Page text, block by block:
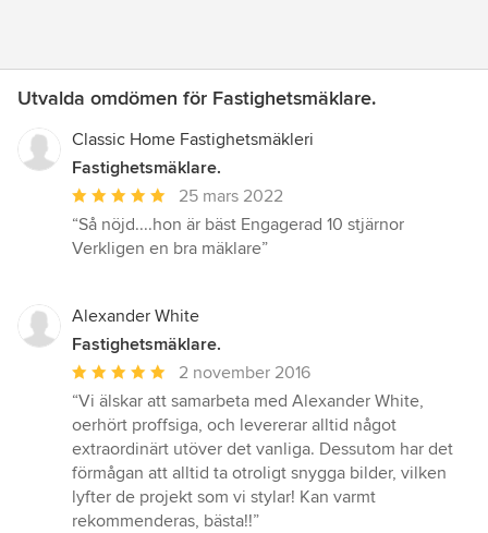
Utvalda omdömen för Fastighetsmäklare.
Classic Home Fastighetsmäkleri
Fastighetsmäklare.
Genomsnittligt
omdöme:
5
stjärnor
25 mars 2022
“Så nöjd....hon är bäst Engagerad 10 stjärnor
Verkligen en bra mäklare”
Alexander White
Fastighetsmäklare.
Genomsnittligt
omdöme:
5
av
5
stjärnor
2 november 2016
“Vi älskar att samarbeta med Alexander White,
oerhört proffsiga, och levererar alltid något
extraordinärt utöver det vanliga. Dessutom har det
förmågan att alltid ta otroligt snygga bilder, vilken
lyfter de projekt som vi stylar! Kan varmt
rekommenderas, bästa!!”